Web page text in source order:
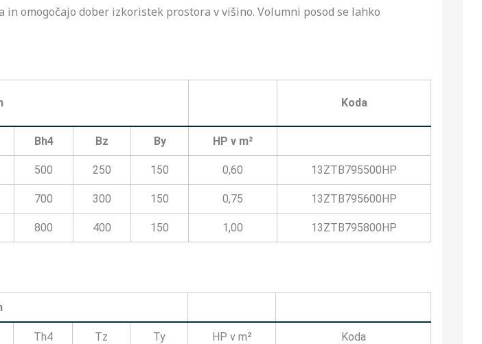
omogočajo dober izkoristek prostora v višino. Volumni posod se lahko
Koda
Bh4 Bz By HP v m²
500 250 150 0,60 13ZTB795500HP
700 300 150 0,75 13ZTB795600HP
800 400 150 1,00 13ZTB795800HP
Th4 Tz Ty HP v m² Koda